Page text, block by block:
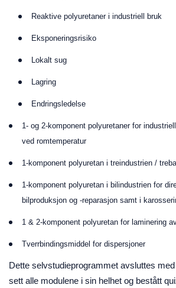
Reaktive polyuretaner i industriell bruk
Eksponeringsrisiko
Lokalt sug
Lagring
Endringsledelse
1- og 2-komponent polyuretaner for
ved romtemperatur
1-komponent polyuretan i treindustrien /
1-komponent polyuretan i bilindustrien for
bilproduksjon og -reparasjon samt i
1 & 2-komponent polyuretan for laminering
Tverrbindingsmiddel for dispersjoner
Dette selvstudieprogrammet avsluttes
sett alle modulene i sin helhet og bestått